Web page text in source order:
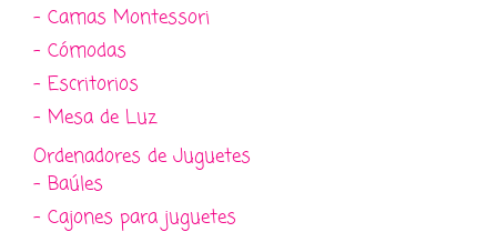
- Camas Montessori
- Cómodas
- Escritorios
- Mesa de Luz
Ordenadores de Juguetes
- Baúles
- Cajones para juguetes